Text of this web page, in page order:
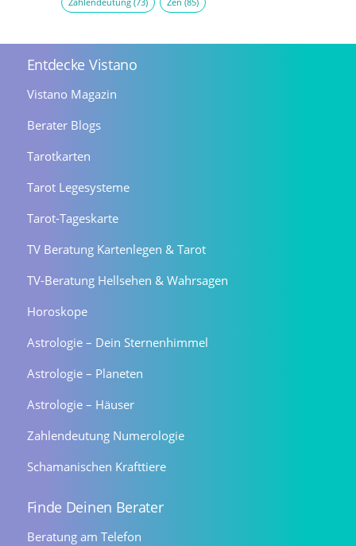
Entdecke Vistano
Vistano Magazin
Berater Blogs
Tarotkarten
Tarot Legesysteme
Tarot-Tageskarte
TV Beratung Kartenlegen & Tarot
TV-Beratung Hellsehen & Wahrsagen
Horoskope
Astrologie – Dein Sternenhimmel
Astrologie – Planeten
Astrologie – Häuser
Zahlendeutung Numerologie
Schamanischen Krafttiere
Finde Deinen Berater
Beratung am Telefon